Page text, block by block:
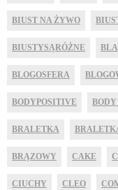
BIUST NA ŻYWO
BIUSTYSĄRÓŻNE
BLOGOSFERA
BODYPOSITIVE
BRALETKA
BRĄZOWY CAKE
CIUCHY CLEO